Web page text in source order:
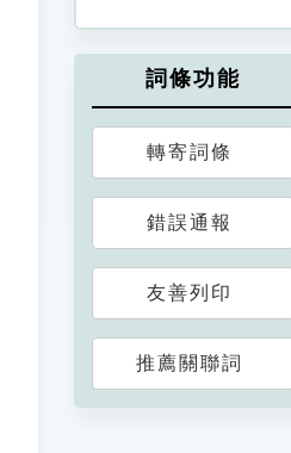
詞條功能
轉寄詞條
錯誤通報
友善列印
推薦關聯詞